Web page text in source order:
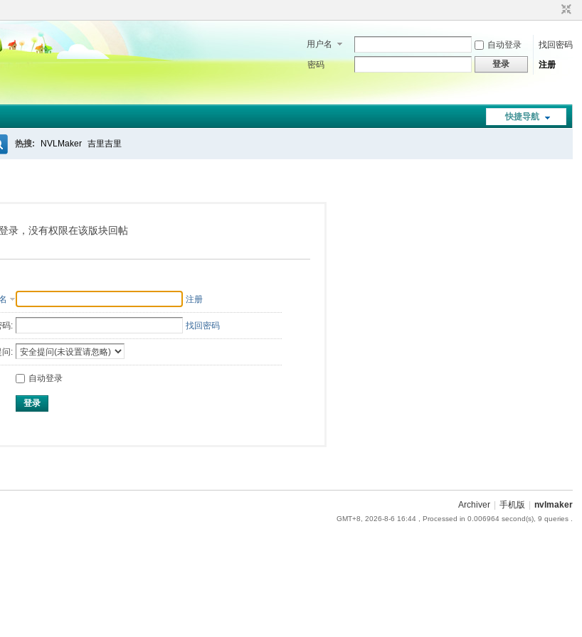
用户名 自动登录
找回密码
密码
登录 注册
快捷导航
热搜: NVLMaker 吉里吉里
录，没有权限在该版块回帖
注册
码: 找回密码
问:
自动登录
登录
Archiver 手机版 nvlmaker
GMT+8, 2026-8-6 16:44, Processed in 0.006964 second(s), 9 queries .